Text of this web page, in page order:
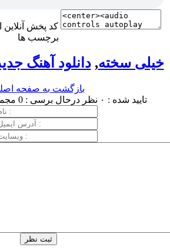
کد پخش آنلاین
برچسب ها
خیلی سخته,دانلود آهنگ
بازگشت به صفحه
تایید شده : ۰ نظر
درحال برسی : 0